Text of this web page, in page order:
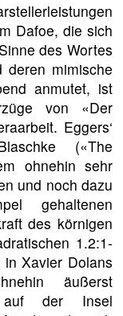
Dafoe, die sich
des Wortes
deren mimische
anmutet, ist
von «Der
Eggers‘
(«The
ohnehin sehr
und noch dazu
gehaltenen
des körnigen
1.2:1-
Xavier Dolans
äußerst
auf der Insel